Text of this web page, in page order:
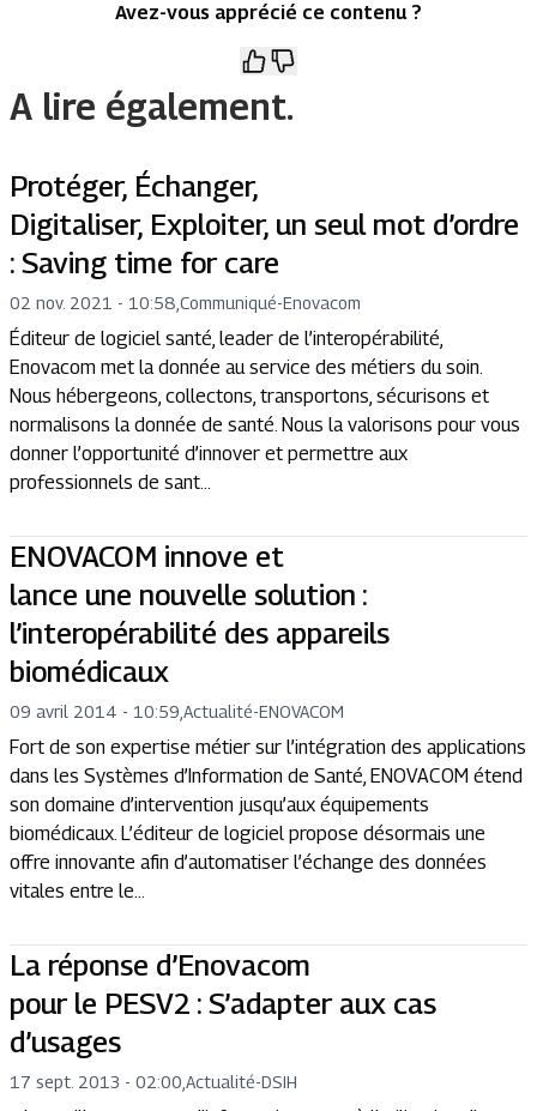
Avez-vous apprécié ce contenu ?
A lire également.
Protéger, Échanger,
Digitaliser, Exploiter, un seul mot d’ordre
: Saving time for care
02 nov. 2021 - 10:58 Communiqué-Enovacom
Éditeur de logiciel santé, leader de l’interopérabilité,
Enovacom met la donnée au service des métiers du soin.
Nous hébergeons, collectons, transportons, sécurisons et
normalisons la donnée de santé. Nous la valorisons pour vous
donner l’opportunité d’innover et permettre aux
professionnels de sant...
ENOVACOM innove et
lance une nouvelle solution :
l’interopérabilité des appareils
biomédicaux
09 avril 2014 - 10:59 Actualité-ENOVACOM
Fort de son expertise métier sur l’intégration des applications
dans les Systèmes d’Information de Santé, ENOVACOM étend
son domaine d’intervention jusqu’aux équipements
biomédicaux. L’éditeur de logiciel propose désormais une
offre innovante afin d’automatiser l’échange des données
vitales entre le...
La réponse d’Enovacom
pour le PESV2 : S’adapter aux cas
d’usages
17 sept. 2013 - 02:00 Actualité-DSIH